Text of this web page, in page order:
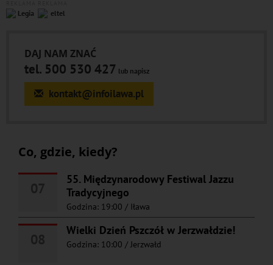
DAJ NAM ZNAĆ
tel. 500 530 427 lub napisz
kontakt@infoilawa.pl
Co, gdzie, kiedy?
55. Międzynarodowy Festiwal Jazzu
Tradycyjnego
Godzina: 19:00 / Iława
Wielki Dzień Pszczół w Jerzwałdzie!
Godzina: 10:00 / Jerzwałd